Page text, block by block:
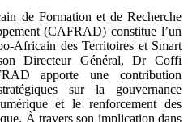
de Formation et de Recherche
(CAFRAD) constitue l’un
Africain des Territoires et Smart
Directeur Général, Dr Coffi
apporte une contribution
sur la gouvernance
et le renforcement des
À travers son implication dans